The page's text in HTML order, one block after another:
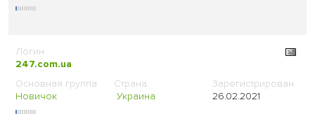
247.com.ua
Новичок Украина 26.02.2021